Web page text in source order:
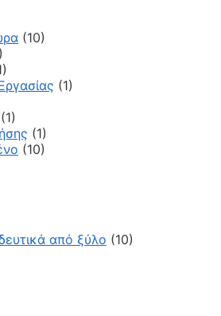
(10)
(1)
(1)
(1)
(10)
από ξύλο (10)